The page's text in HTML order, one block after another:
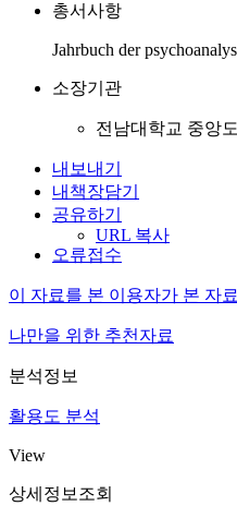
총서사항
Jahrbuch der
소장기관
전남대학교 중앙
내보내기
내책장담기
공유하기
URL 복사
오류접수
이 자료를 본 이용자가 본 자료
나만을 위한 추천자료
분석정보
활용도 분석
View
상세정보조회